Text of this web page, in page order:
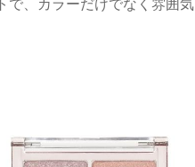
で、カラーだけでなく雰囲気